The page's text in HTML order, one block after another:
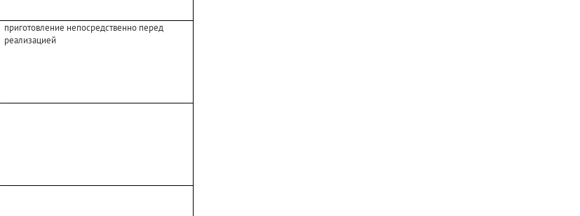
приготовление непосредственно перед
реализацией